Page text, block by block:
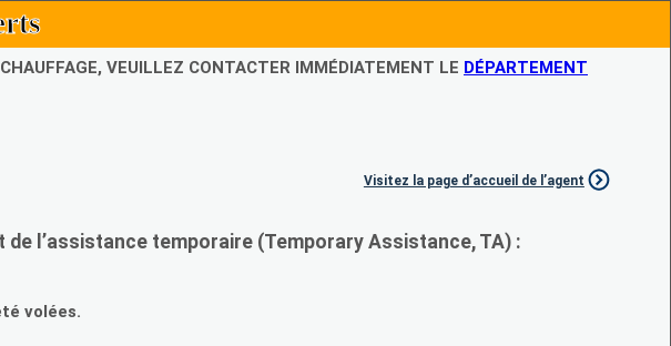
VEUILLEZ CONTACTER IMMÉDIATEMENT LE DÉPARTEMENT
Visitez la page d’accueil de l’agent
l’assistance temporaire (Temporary Assistance, TA) :
volées.